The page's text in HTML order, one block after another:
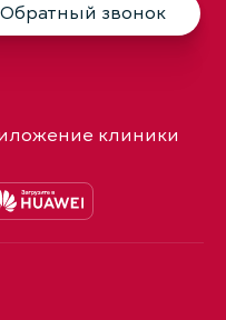
Обратный звонок
клиники